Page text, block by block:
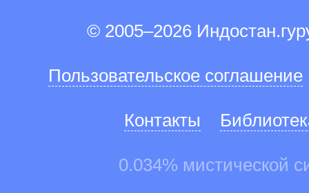
© 2005–2026
Пользовательское соглашение
Контакты
0.034% мистической